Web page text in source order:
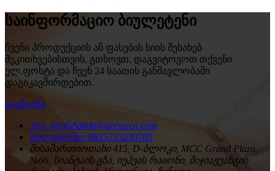
საინფორმაციო ბიულეტენი
ჩვენი პროდუქციის ან ფასების სიის შესახებ
შეკითხვებისთვის, გთხოვთ, დაგვიტოვოთ თქვენი
ელ.ფოსტა და ჩვენ 24 საათის განმავლობაში
დაგიკავშირდებით.
გაგზავნა
ელ. ფოსტაinfo@arextecn.com
ტელეფონი+8615733230780
მისამართიოთახი 415, D-ბლოკი, MCC Grand Plaza,
№66, სიანტაის გზა, იუჰუას რაიონი, შიჯიაჟუანგის